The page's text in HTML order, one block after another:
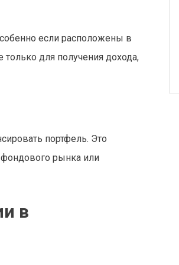
если расположены в
для получения дохода,
портфель. Это
фондового рынка или
в